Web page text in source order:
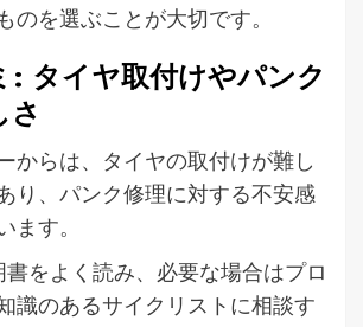
のを選ぶことが大切です。
: タイヤ取付けやパンク
からは、タイヤの取付けが難し
り、パンク修理に対する不安感
ます。
をよく読み、必要な場合はプロ
識のあるサイクリストに相談す